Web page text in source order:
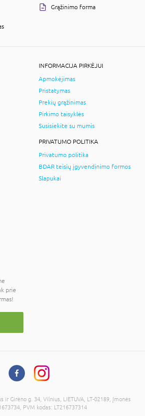
Grąžinimo forma
INFORMACIJA PIRKĖJUI
Apmokėjimas
Pristatymas
Prekių grąžinimas
Pirkimo taisyklės
Susisiekite su mumis
PRIVATUMO POLITIKA
Privatumo politika
BDAR teisių įgyvendinimo formos
Slapukai
prie
ir Girėno g. 34, Vilnius, LIETUVA, LT-02189, Įmonės
PVM kodas: LT216737314